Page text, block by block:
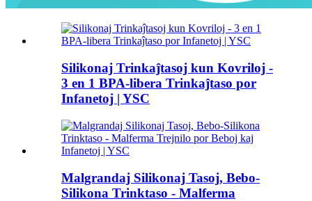
Silikonaj Trinkaĵtasoj kun Kovriloj -
3 en 1 BPA-libera Trinkaĵtaso por
Infanetoj | YSC
Malgrandaj Silikonaj Tasoj, Bebo-
Silikona Trinktaso - Malferma